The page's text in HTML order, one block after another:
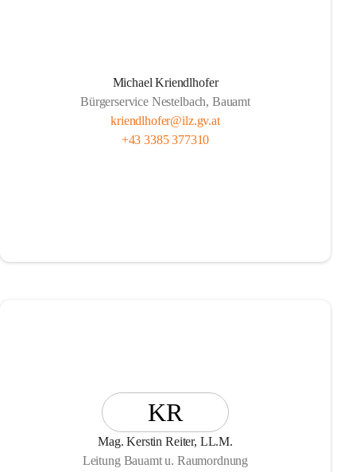
Michael Kriendlhofer
Bürgerservice Nestelbach, Bauamt
kriendlhofer@ilz.gv.at
+43 3385 377310
KR
Mag. Kerstin Reiter, LL.M.
Leitung Bauamt u. Raumordnung